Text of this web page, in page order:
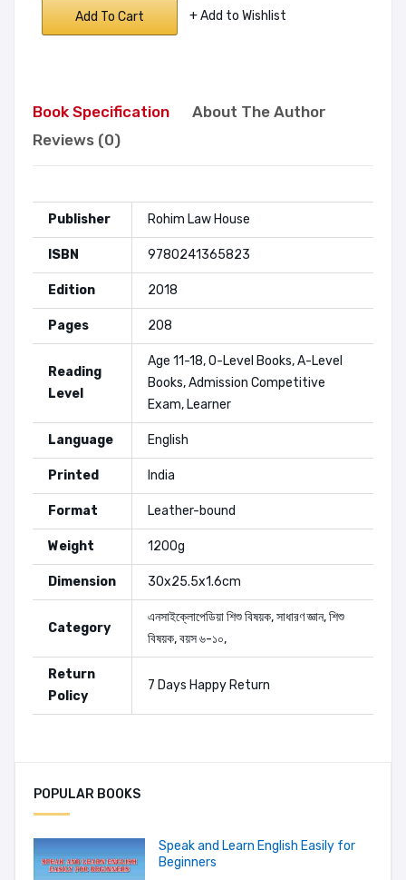
Add To Cart + Add to Wishlist
Book Specification
About The Author
Reviews (0)
Publisher Rohim Law House
ISBN 9780241365823
Edition 2018
Pages 208
Reading
Level
Age 11-18, O-Level Books, A-Level
Books, Admission Competitive
Exam, Learner
Language English
Printed India
Format Leather-bound
Weight 1200g
Dimension 30x25.5x1.6cm
Category
এনসাইক্লোপেডিয়াশিশু বিষয়ক,সাধারণ জ্ঞান,শিশু
বিষয়ক,বয়স ৬-১০,
Return
Policy
7 Days Happy Return
Add A Review
Your Rating
POPULAR BOOKS
Speak and Learn English Easily for
Beginners